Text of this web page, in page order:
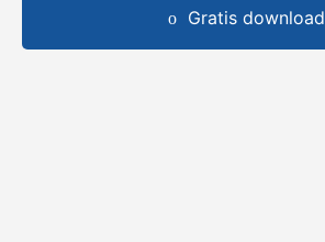
Gratis download